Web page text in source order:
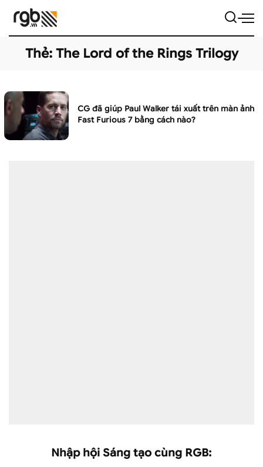
Thẻ: The Lord of the Rings Trilogy
CG đã giúp Paul Walker tái xuất trên màn ảnh
Fast Furious 7 bằng cách nào?
Nhập hội Sáng tạo cùng RGB: